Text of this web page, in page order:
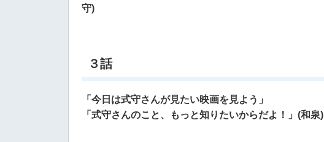
守)
３話
「今日は式守さんが見たい映画を見よう」
「式守さんのこと、もっと知りたいからだよ！」(和泉)